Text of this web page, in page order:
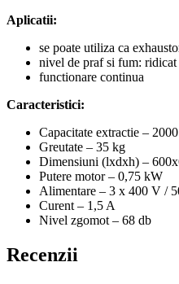
Aplicatii:
se poate utiliza ca
nivel de praf si fum: ridicat
functionare continua
Caracteristici:
Capacitate extractie –
Greutate – 35 kg
Dimensiuni (lxdxh) –
Putere motor – 0,75 kW
Alimentare – 3 x 400 V /
Curent – 1,5 A
Nivel zgomot – 68 db
Recenzii